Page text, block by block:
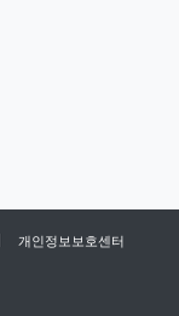
개인정보보호센터